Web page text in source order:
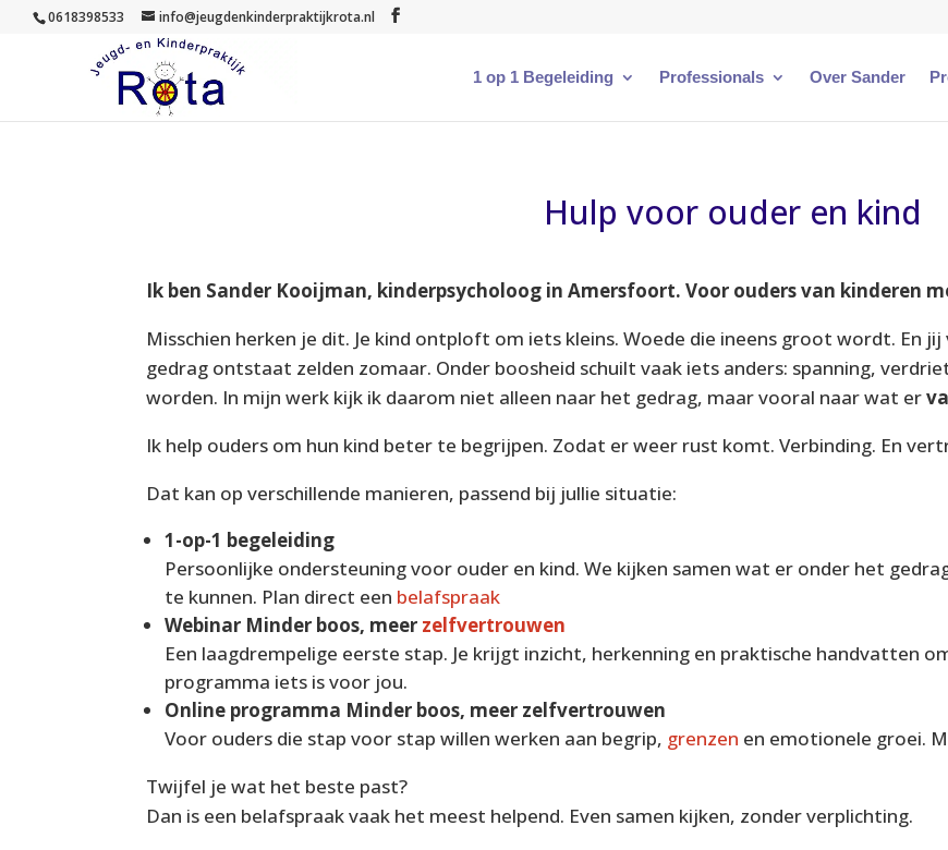
0618398533 info@jeugdenkinderpraktijkrota.nl
1 op 1 Begeleiding Professionals Over Sander
Hulp voor ouder en kind
Ik ben Sander Kooijman, kinderpsycholoog inAmersfoort. Voor ouders van kinderen
Misschien herken je dit. Je kind ontploft om iets kleins. Woede die ineens groot wordt. En
gedrag ontstaat zelden zomaar. Onder boosheid schuilt vaak iets anders: spanning,
worden. In mijn werk kijk ik daarom niet alleen naar het gedrag, maar vooral naar wat er
Ik help ouders om hun kind beter te begrijpen. Zodat er weer rust komt. Verbinding. En
Dat kan op verschillende manieren, passend bij jullie situatie:
1-op-1 begeleiding
Persoonlijke ondersteuning voor ouder en kind. We kijken samen wat er onder het
te kunnen. Plan direct een belafspraak
Webinar Minder boos, meer zelfvertrouwen
Een laagdrempelige eerste stap. Je krijgt inzicht, herkenning en praktische handvatten
programma iets is voor jou.
Online programma Minder boos, meer zelfvertrouwen
Voor ouders die stap voor stap willen werken aan begrip, grenzen en emotionele groei.
Twijfel je wat het beste past?
Dan is een belafspraak vaak het meest helpend. Even samen kijken, zonder verplichting.